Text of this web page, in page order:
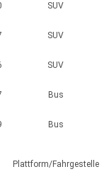
SUV
SUV
SUV
Bus
Bus
Plattform/Fahrgestelle